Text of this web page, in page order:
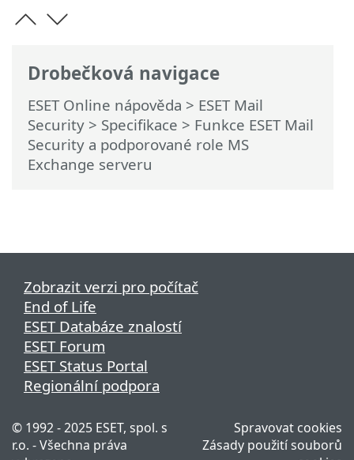
Drobečková navigace
ESET Online nápověda > ESET Mail
Security > Specifikace > Funkce ESET Mail
Security a podporované role MS
Exchange serveru
Zobrazit verzi pro počítač
End of Life
ESET Databáze znalostí
ESET Forum
ESET Status Portal
Regionální podpora
© 1992 - 2025 ESET, spol. s
r.o. - Všechna práva
Spravovat cookies
Zásady použití souborů